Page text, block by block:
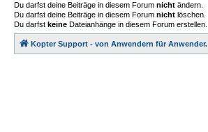
Du darfst deine Beiträge in diesem Forum nicht ändern.
Du darfst deine Beiträge in diesem Forum nicht löschen.
Du darfst keine Dateianhänge in diesem Forum erstellen.
Kopter Support - von Anwendern für Anwender.